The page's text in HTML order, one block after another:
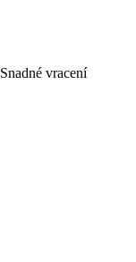
Snadné vracení